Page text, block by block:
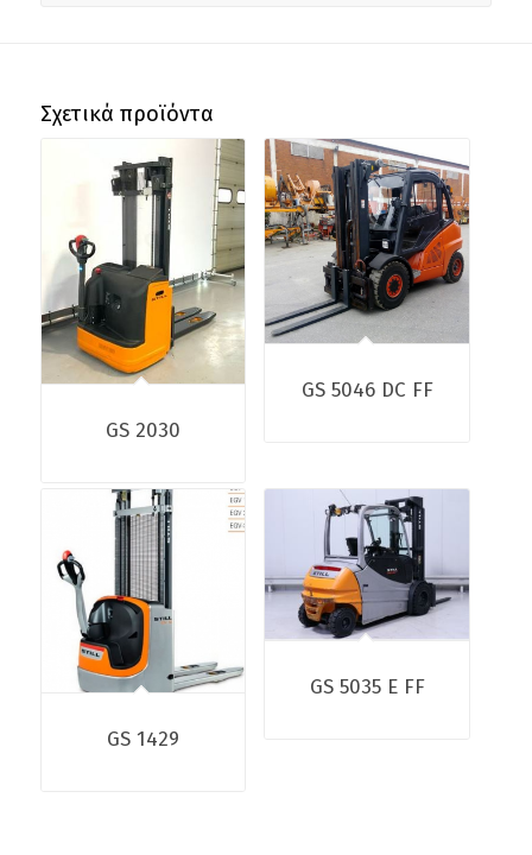
Σχετικά προϊόντα
GS 2030
GS 5046 DC FF
GS 1429
GS 5035 E FF